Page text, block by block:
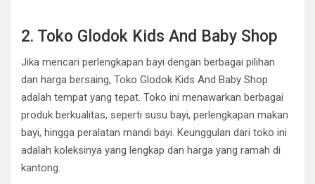
2. Toko Glodok Kids And Baby Shop
Jika mencari perlengkapan bayi dengan berbagai pilihan
dan harga bersaing, Toko Glodok Kids And Baby Shop
adalah tempat yang tepat. Toko ini menawarkan berbagai
produk berkualitas, seperti susu bayi, perlengkapan makan
bayi, hingga peralatan mandi bayi. Keunggulan dari toko ini
adalah koleksinya yang lengkap dan harga yang ramah di
kantong.